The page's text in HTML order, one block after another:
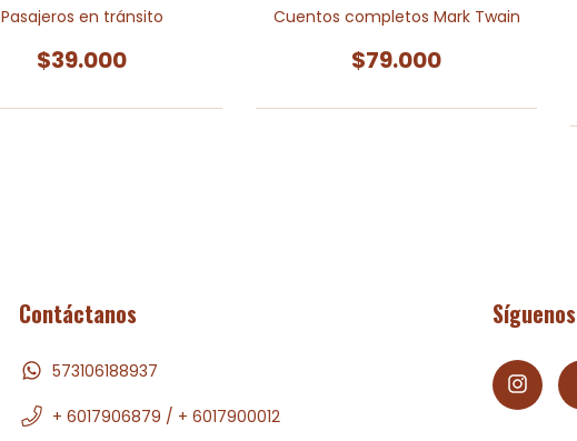
Pasajeros en tránsito
$39.000
Cuentos completos Mark Twain
$79.000
Contáctanos
573106188937
+ 6017906879 / + 6017900012
Síguenos